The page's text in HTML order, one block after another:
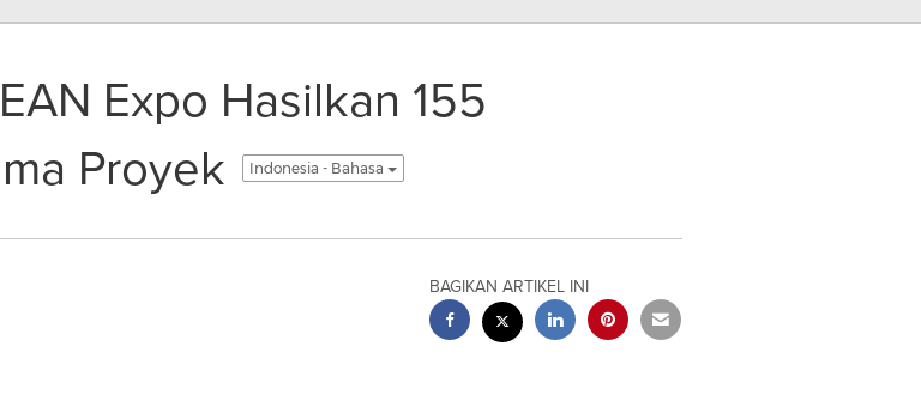
Expo Hasilkan 155
Proyek
Indonesia - Bahasa
BAGIKAN ARTIKEL INI